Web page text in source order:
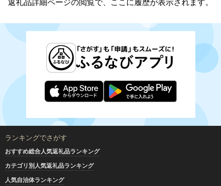
ランキングでさがす
おすすめ総合人気返礼品ランキング
カテゴリ別人気返礼品ランキング
人気自治体ランキング